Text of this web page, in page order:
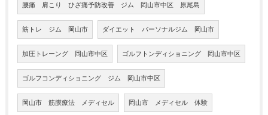
腰痛 肩こり ひざ痛予防改善 ジム 岡山市中区 原尾島
筋トレ ジム 岡山市 ダイエット パーソナルジム 岡山市
加圧トレーング 岡山市中区 ゴルフトンディショニング 岡山市中区
ゴルフコンディショニング ジム 岡山市中区
岡山市 筋膜療法 メディセル 岡山市 メディセル 体験